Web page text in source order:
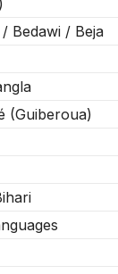
Bedawi / Beja
(Guiberoua)